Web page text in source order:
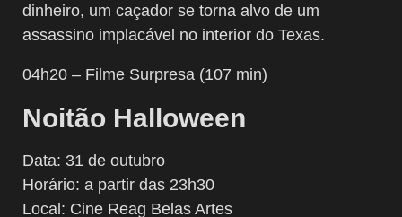
dinheiro, um caçador se torna alvo de um
assassino implacável no interior do Texas.
04h20 – Filme Surpresa (107 min)
Noitão Halloween
Data: 31 de outubro
Horário: a partir das 23h30
Local: Cine Reag Belas Artes